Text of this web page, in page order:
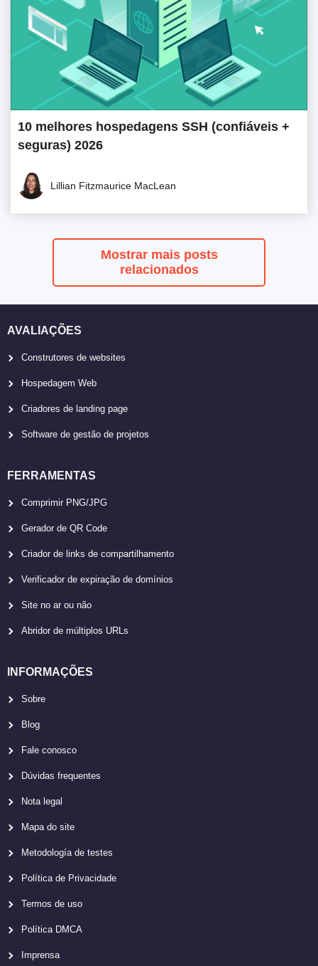
10 melhores hospedagens SSH (confiáveis +
seguras) 2026
Lillian Fitzmaurice MacLean
Mostrar mais posts
relacionados
AVALIAÇÕES
Construtores de websites
Hospedagem Web
Criadores de landing page
Software de gestão de projetos
FERRAMENTAS
Comprimir PNG/JPG
Gerador de QR Code
Criador de links de compartilhamento
Verificador de expiração de domínios
Site no ar ou não
Abridor de múltiplos URLs
INFORMAÇÕES
Sobre
Blog
Fale conosco
Dúvidas frequentes
Nota legal
Mapa do site
Metodología de testes
Política de Privacidade
Termos de uso
Política DMCA
Imprensa